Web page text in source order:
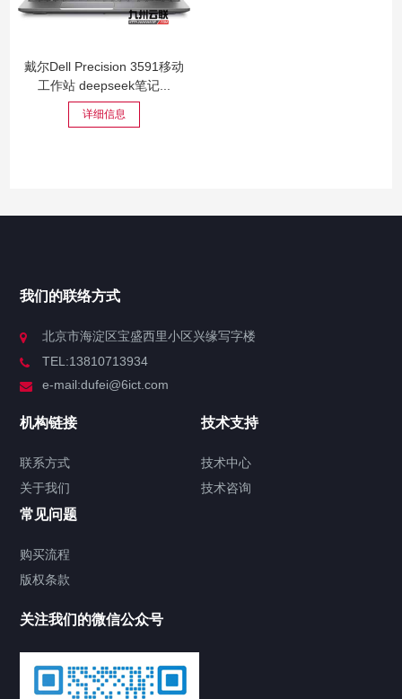
戴尔Dell Precision 3591移动
工作站 deepseek笔记...
详细信息
我们的联络方式
北京市海淀区宝盛西里小区兴缘写字楼
TEL:13810713934
e-mail:dufei@6ict.com
机构链接
联系方式
关于我们
技术支持
技术中心
技术咨询
常见问题
购买流程
版权条款
关注我们的微信公众号